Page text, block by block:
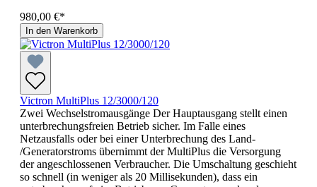
980,00 €*
In den Warenkorb
Victron MultiPlus 12/3000/120
Zwei Wechselstromausgänge Der Hauptausgang stellt einen
unterbrechungsfreien Betrieb sicher. Im Falle eines
Netzausfalls oder bei einer Unterbrechung des Land-
/Generatorstroms übernimmt der MultiPlus die Versorgung
der angeschlossenen Verbraucher. Die Umschaltung geschieht
so schnell (in weniger als 20 Millisekunden), dass ein